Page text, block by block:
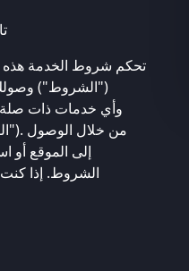
("الشروط")
إلى الموقع أو
الشروط. إذا